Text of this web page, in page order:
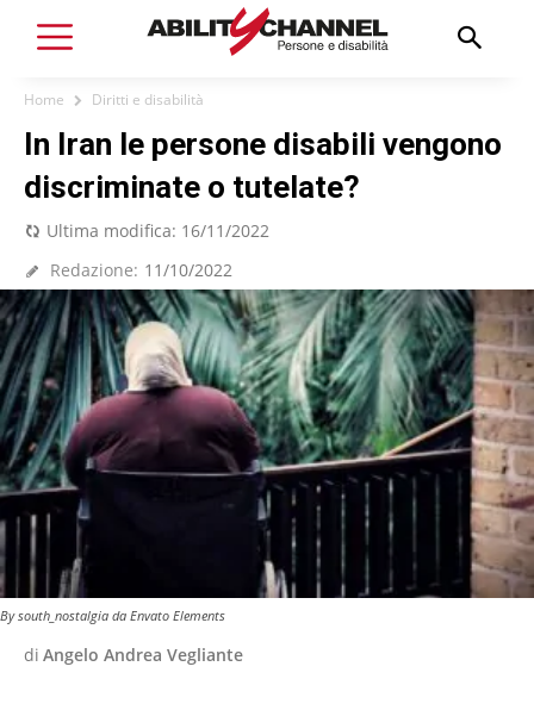
Home Diritti e disabilità
In Iran le persone disabili vengono
discriminate o tutelate?
Ultima modifica: 16/11/2022
Redazione: 11/10/2022
By south_nostalgia da Envato Elements
di Angelo Andrea Vegliante